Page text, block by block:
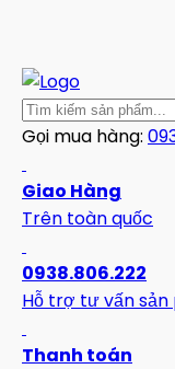
Gọi mua hàng:
Giao Hàng
Trên toàn quốc
0938.806.222
Hỗ trợ tư vấn sản
Thanh toán